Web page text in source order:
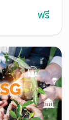
ฟรี